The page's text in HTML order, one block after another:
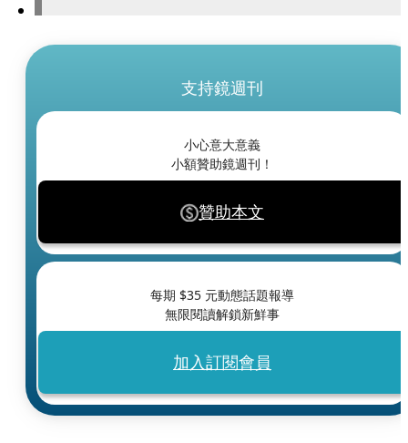
支持鏡週刊
小心意大意義
小額贊助鏡週刊！
贊助本文
每期 $35 元動態話題報導
無限閱讀解鎖新鮮事
加入訂閱會員